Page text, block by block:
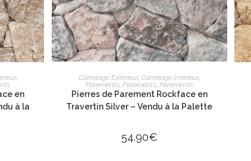
,
en
à la
AJOUTER AU PANIER
Carrelage Extérieur,Carrelage Intérieur,
Parements Parements Parements
Pierres de Parement Rockface en
Travertin Silver – Vendu à la Palette
54.90€